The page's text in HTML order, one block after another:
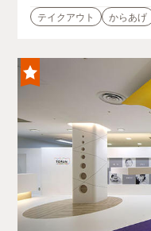
テイクアウト
からあげ